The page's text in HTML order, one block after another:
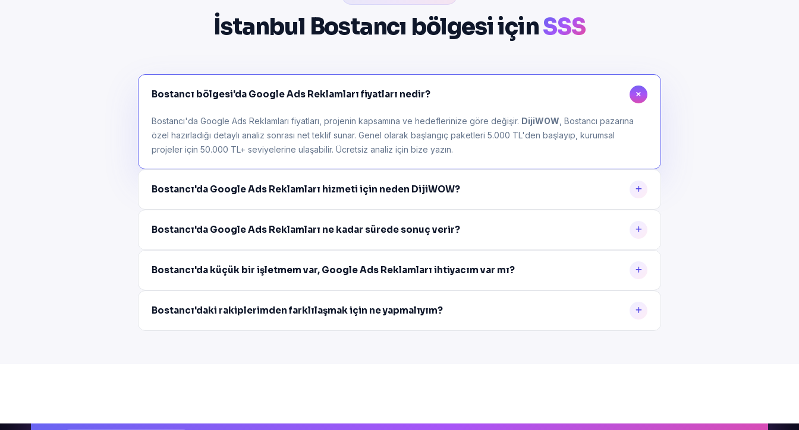
İstanbul Bostancı bölgesi içinSSS
Bostancı bölgesi'da Google Ads Reklamları fiyatları nedir?
Bostancı'da Google Ads Reklamları fiyatları, projenin kapsamına ve hedeflerinize göre değişir. DijiWOW , Bostancı pazarına
özel hazırladığı detaylı analiz sonrası net teklif sunar. Genel olarak başlangıç paketleri 5.000 TL'den başlayıp, kurumsal
projeler için 50.000 TL+ seviyelerine ulaşabilir. Ücretsiz analiz için bize yazın.
Bostancı'da Google Ads Reklamları hizmeti için neden DijiWOW?
Bostancı'da Google Ads Reklamları ne kadar sürede sonuç verir?
Bostancı'da küçük bir işletmem var, Google Ads Reklamları ihtiyacım var mı?
Bostancı'daki rakiplerimden farklılaşmak için ne yapmalıyım?